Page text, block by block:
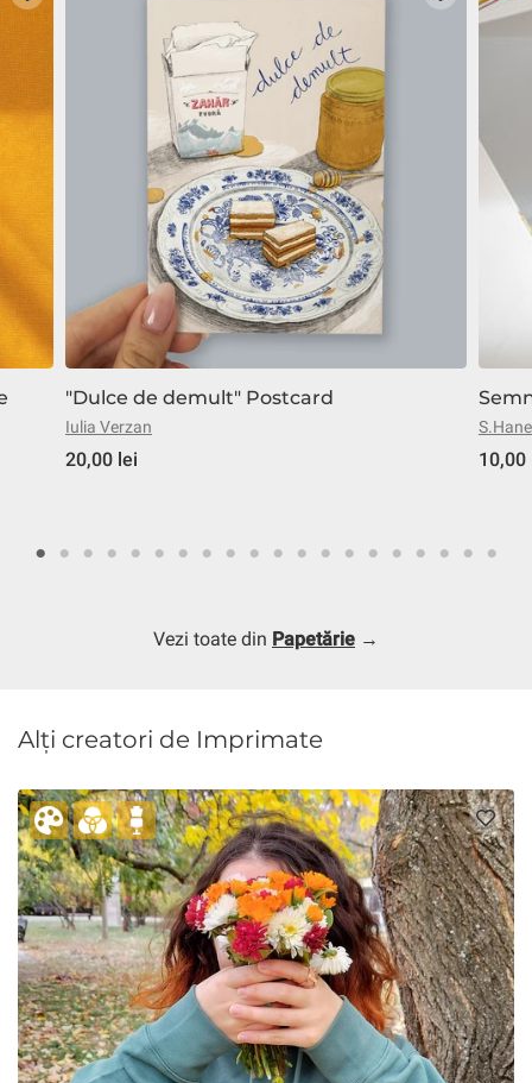
"Dulce de demult" Postcard
Iulia Verzan
20,00 lei 10,00
Vezi toate din Papetărie →
Alți creatori de Imprimate